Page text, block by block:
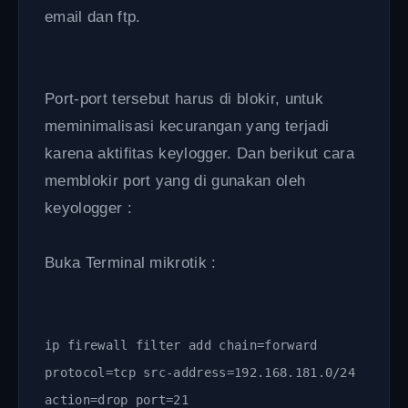
email dan ftp.
Port-port tersebut harus di blokir, untuk
meminimalisasi kecurangan yang terjadi
karena aktifitas keylogger. Dan berikut cara
memblokir port yang di gunakan oleh
keyologger :
Buka Terminal mikrotik :
ip firewall filter add chain=forward
protocol=tcp src-address=192.168.181.0/24
action=drop port=21